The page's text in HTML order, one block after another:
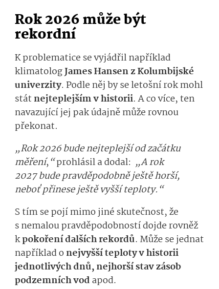
Rok 2026 může být
rekordní
K problematice se vyjádřil například
klimatologJames Hansen z Kolumbijské
univerzity. Podle něj by se letošní rok mohl
stát nejteplejším v historii. A co více, ten
navazující jej pak údajně může rovnou
překonat.
„Rok 2026 bude nejteplejší od začátku
měření,“prohlásil a dodal: „A rok
2027 bude pravděpodobně ještě horší,
neboť přinese ještě vyšší teploty.“
S tím se pojí mimo jiné skutečnost, že
s nemalou pravděpodobností dojde rovněž
kpokoření dalších rekordů. Může se jednat
například o nejvyšší teploty v historii
jednotlivých dnů, nejhorší stav zásob
podzemních vod apod.